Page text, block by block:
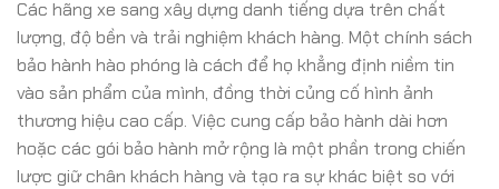
Các hãng xe sang xây dựng danh tiếng dựa trên chất
lượng, độ bền và trải nghiệm khách hàng. Một chính sách
bảo hành hào phóng là cách để họ khẳng định niềm tin
vào sản phẩm của mình, đồng thời củng cố hình ảnh
thương hiệu cao cấp. Việc cung cấp bảo hành dài hơn
hoặc các gói bảo hành mở rộng là một phần trong chiến
lược giữ chân khách hàng và tạo ra sự khác biệt so với